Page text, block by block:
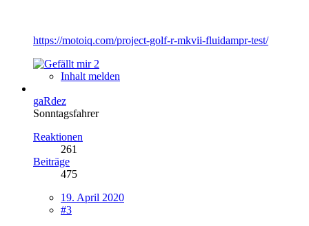
https://motoiq.com/project-golf-r-mkvii-fluidampr-test/
2
Inhalt melden
gaRdez
Sonntagsfahrer
Reaktionen
261
Beiträge
475
19. April 2020
#3